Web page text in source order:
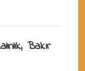
Bakır